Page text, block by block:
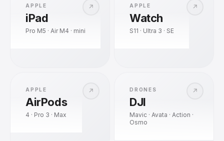
↗
APPLE
iPad
Pro M5 · Air M4 · mini
↗
APPLE
Watch
S11 · Ultra 3 · SE
↗
APPLE
AirPods
4 · Pro 3 · Max
↗
DRONES
DJI
Mavic · Avata · Action ·
Osmo